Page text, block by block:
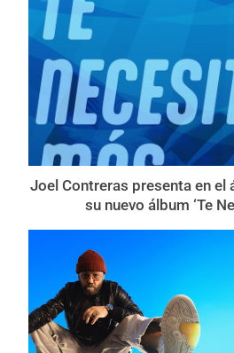
Joel Contreras presenta en el
su nuevo álbum ‘Te